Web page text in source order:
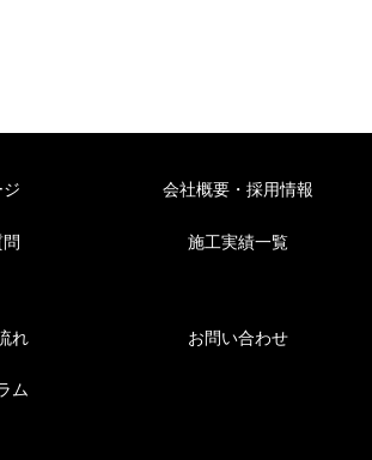
ジ 会社概要・採用情報
施工実績一覧
れ
ム
お問い合わせ